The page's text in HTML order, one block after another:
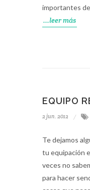
importantes
...leer más
EQUIPO
2 jun. 2012
Te dejamos
tu equipación
veces no
para hacer